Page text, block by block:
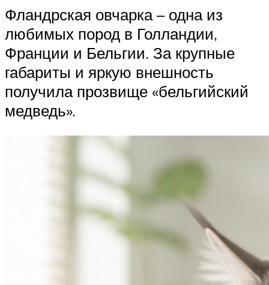
Фландрская овчарка – одна из
любимых пород в Голландии,
Франции и Бельгии. За крупные
габариты и яркую внешность
получила прозвище «бельгийский
медведь».